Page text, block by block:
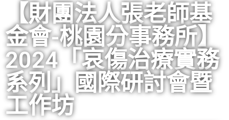
【財團法人張老師基
金會-桃園分事務所】
2024「哀傷治療實務
系列」國際研討會暨
工作坊